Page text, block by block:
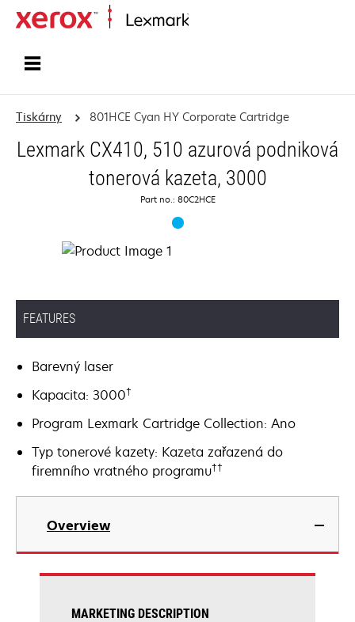
Tiskárny 801HCE Cyan HY Corporate Cartridge
Lexmark CX410, 510 azurová podniková
tonerová kazeta, 3000
Part no.: 80C2HCE
FEATURES
Barevný laser
Kapacita: 3000†
Program Lexmark Cartridge Collection: Ano
Typ tonerové kazety: Kazeta zařazená do
firemního vratného programu††
Overview
MARKETING DESCRIPTION